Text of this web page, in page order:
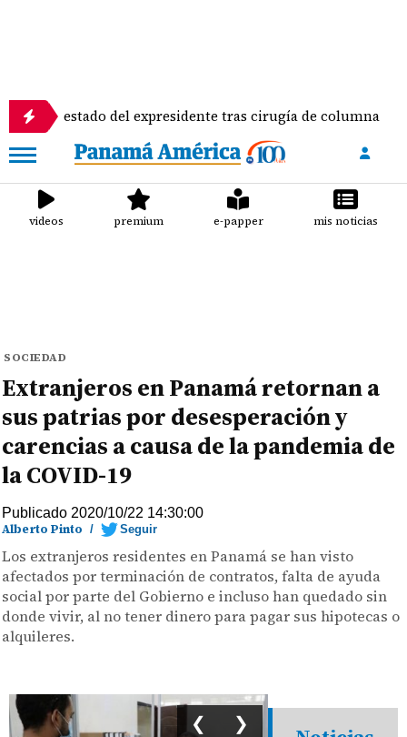
del expresidente tras cirugía de columna
videos premium e-papper mis noticias
SOCIEDAD
Extranjeros en Panamá retornan a
sus patrias por desesperación y
carencias a causa de la pandemia de
la COVID-19
Publicado 2020/10/22 14:30:00
Alberto Pinto / Seguir
Los extranjeros residentes en Panamá se han visto
afectados por terminación de contratos, falta de ayuda
social por parte del Gobierno e incluso han quedado sin
donde vivir, al no tener dinero para pagar sus hipotecas o
alquileres.
❮ ❯